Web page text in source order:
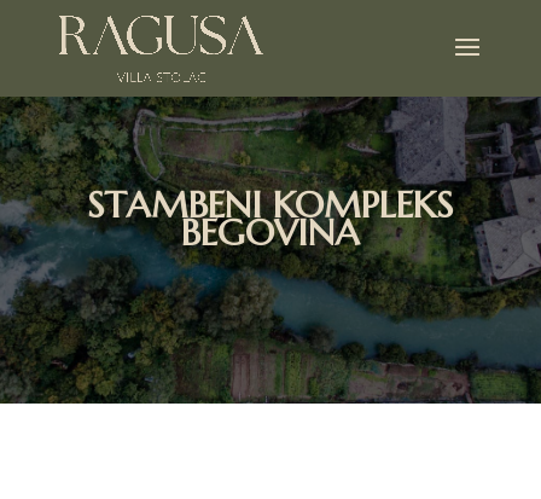
STAMBENI KOMPLEKS
BEGOVINA